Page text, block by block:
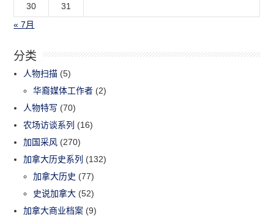
30
31
« 7月
分类
人物扫描 (5)
华裔媒体工作者 (2)
人物特写 (70)
农场访谈系列 (16)
加国采风 (270)
加拿大历史系列 (132)
加拿大历史 (77)
史说加拿大 (52)
加拿大商业档案 (9)